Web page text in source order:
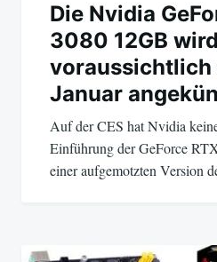
Die Nvidia
3080 12GB wird
voraussichtlich
Januar
Auf der CES hat Nvidia
Einführung der GeForce
einer aufgemotzten Version